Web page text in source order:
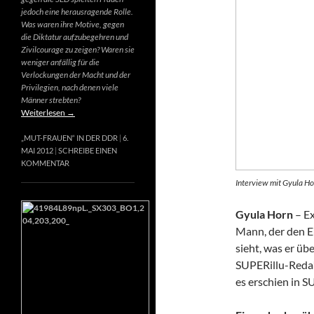
Interview mit Gyula
Gyula Horn –
Mann, der den
sieht, was er
SUPERillu-
es erschien in
jedoch eine herausragende Rolle.
Was waren ihre Motive, gegen
die Diktatur aufzubegehren und
Zivilcourage zu zeigen? Waren sie
weniger anfällig für die
Verlockungen der Macht und der
Privilegien, nach denen viele
Männer strebten?
Weiterlesen →
„MUT-FRAUEN“ IN DER DDR 6.
MAI 2012 SCHREIBE EINEN
KOMMENTAR